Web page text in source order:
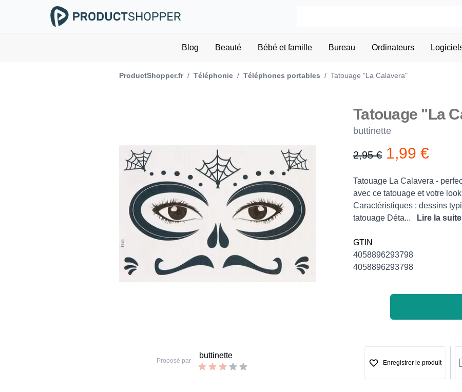
Blog Beauté Bébé et famille Bureau Ordinateurs
ProductShopper.fr / Téléphonie / Téléphones portables / Tatouage "La Calavera"
Tatouage "La
buttinette
Product information
2,95 € 1,99 €
Description
Tatouage La Calavera -
avec ce tatouage et votre
Caractéristiques : dessins
tatouage Déta...
Lire la suite
GTIN
4058896293798
4058896293798
Proposé par
buttinette
Enregistrer le produit